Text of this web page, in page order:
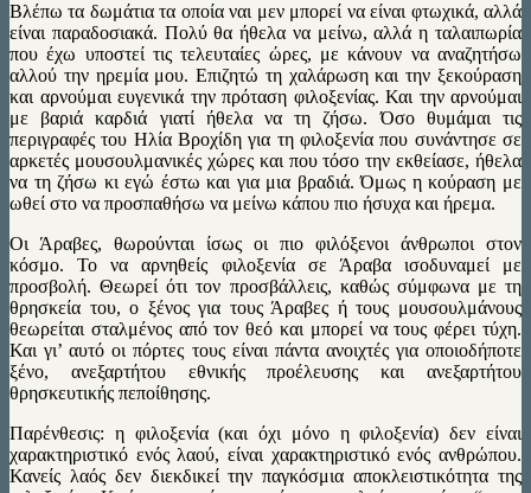
Βλέπω τα δωμάτια τα οποία ναι μεν μπορεί να είναι φτωχικά, αλλά
είναι παραδοσιακά. Πολύ θα ήθελα να μείνω, αλλά η ταλαιπωρία
που έχω υποστεί τις τελευταίες ώρες, με κάνουν να αναζητήσω
αλλού την ηρεμία μου. Επιζητώ τη χαλάρωση και την ξεκούραση
και αρνούμαι ευγενικά την πρόταση φιλοξενίας. Και την αρνούμαι
με βαριά καρδιά γιατί ήθελα να τη ζήσω. Όσο θυμάμαι τις
περιγραφές του Ηλία Βροχίδη για τη φιλοξενία που συνάντησε σε
αρκετές μουσουλμανικές χώρες και που τόσο την εκθείασε, ήθελα
να τη ζήσω κι εγώ έστω και για μια βραδιά. Όμως η κούραση με
ωθεί στο να προσπαθήσω να μείνω κάπου πιο ήσυχα και ήρεμα.
Οι Άραβες, θωρούνται ίσως οι πιο φιλόξενοι άνθρωποι στον
κόσμο. Το να αρνηθείς φιλοξενία σε Άραβα ισοδυναμεί με
προσβολή. Θεωρεί ότι τον προσβάλλεις, καθώς σύμφωνα με τη
θρησκεία του, ο ξένος για τους Άραβες ή τους μουσουλμάνους
θεωρείται σταλμένος από τον θεό και μπορεί να τους φέρει τύχη.
Και γι’ αυτό οι πόρτες τους είναι πάντα ανοιχτές για οποιοδήποτε
ξένο, ανεξαρτήτου εθνικής προέλευσης και ανεξαρτήτου
θρησκευτικής πεποίθησης.
Παρένθεσις: η φιλοξενία (και όχι μόνο η φιλοξενία) δεν είναι
χαρακτηριστικό ενός λαού, είναι χαρακτηριστικό ενός ανθρώπου.
Κανείς λαός δεν διεκδικεί την παγκόσμια αποκλειστικότητα της